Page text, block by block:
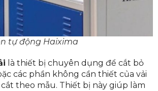
tự động Haixima
là thiết bị chuyên dụng để cắt bỏ
các phần không cần thiết của vải
theo mẫu. Thiết bị này giúp làm